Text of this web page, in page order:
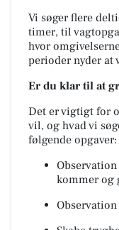
Vi søger flere
timer, til
hvor
perioder nyder at
Er du klar til at
Det er vigtigt for
vil, og hvad vi
følgende opgaver:
kommer og